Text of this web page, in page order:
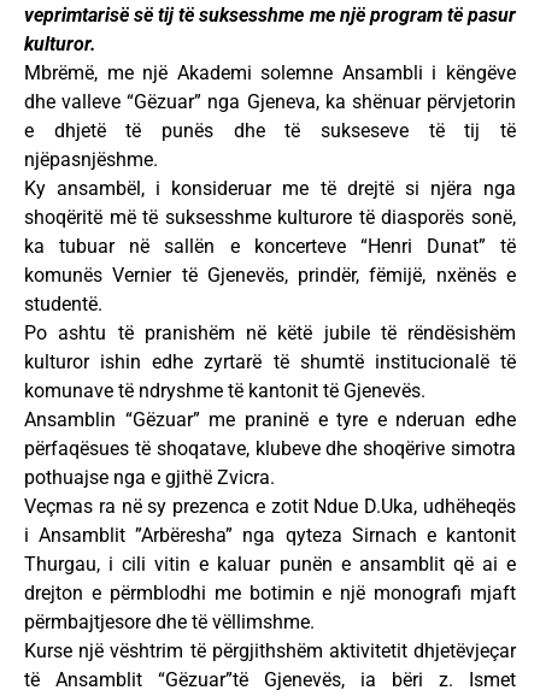
veprimtarisë së tij të suksesshme me një program të pasur
kulturor.
Mbrëmë, me një Akademi solemne Ansambli i këngëve
dhe valleve “Gëzuar” nga Gjeneva, ka shënuar përvjetorin
e dhjetë të punës dhe të sukseseve të tij të
njëpasnjëshme.
Ky ansambël, i konsideruar me të drejtë si njëra nga
shoqëritë më të suksesshme kulturore të diasporës sonë,
ka tubuar në sallën e koncerteve “Henri Dunat” të
komunës Vernier të Gjenevës, prindër, fëmijë, nxënës e
studentë.
Po ashtu të pranishëm në këtë jubile të rëndësishëm
kulturor ishin edhe zyrtarë të shumtë institucionalë të
komunave të ndryshme të kantonit të Gjenevës.
Ansamblin “Gëzuar” me praninë e tyre e nderuan edhe
përfaqësues të shoqatave, klubeve dhe shoqërive simotra
pothuajse nga e gjithë Zvicra.
Veçmas ra në sy prezenca e zotit Ndue D.Uka, udhëheqës
i Ansamblit ”Arbëresha” nga qyteza Sirnach e kantonit
Thurgau, i cili vitin e kaluar punën e ansamblit që ai e
drejton e përmblodhi me botimin e një monografi mjaft
përmbajtjesore dhe të vëllimshme.
Kurse një vështrim të përgjithshëm aktivitetit dhjetëvjeçar
të Ansamblit “Gëzuar”të Gjenevës, ia bëri z. Ismet